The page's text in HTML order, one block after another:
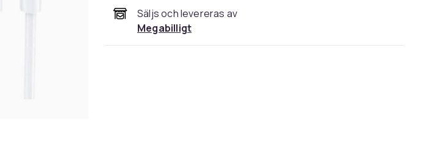
Säljs och levereras av
Megabilligt